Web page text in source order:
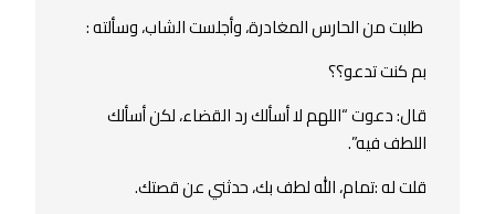
طلبت من الحارس المغادرة، وأجلست الشاب، وسألته :
بم كنت تدعو؟؟
قال: دعوت “اللهم ﻻ أسألك رد القضاء، لكن أسألك
اللطف فيه”.
قلت له :تمام، الله لطف بك، حدثني عن قصتك.